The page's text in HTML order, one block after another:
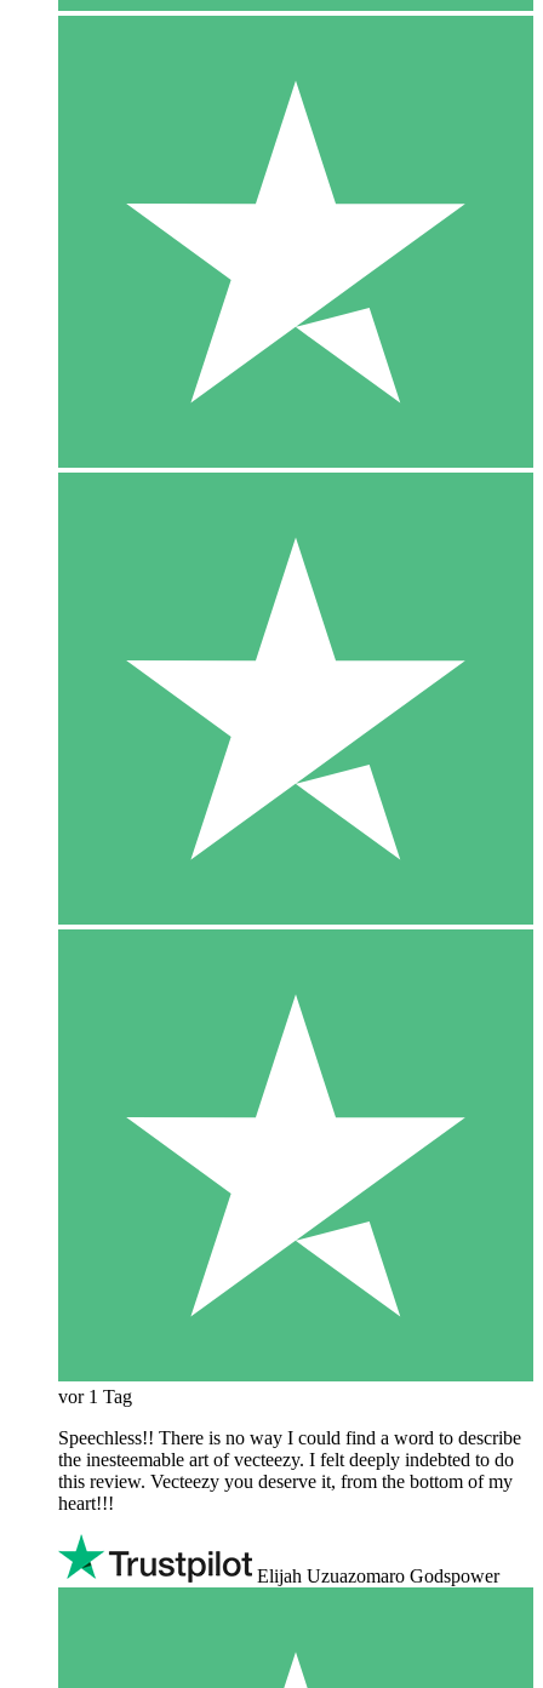
vor 1 Tag
Speechless!! There is no way I could find a word to describe
the inesteemable art of vecteezy. I felt deeply indebted to do
this review. Vecteezy you deserve it, from the bottom of my
heart!!!
Elijah Uzuazomaro Godspower